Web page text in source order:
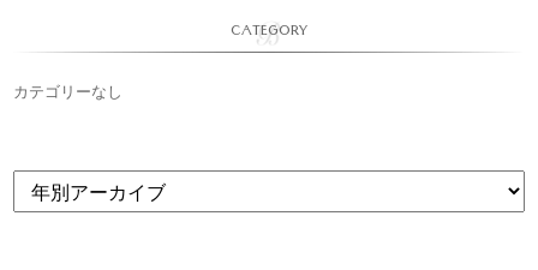
CATEGORY
カテゴリーなし